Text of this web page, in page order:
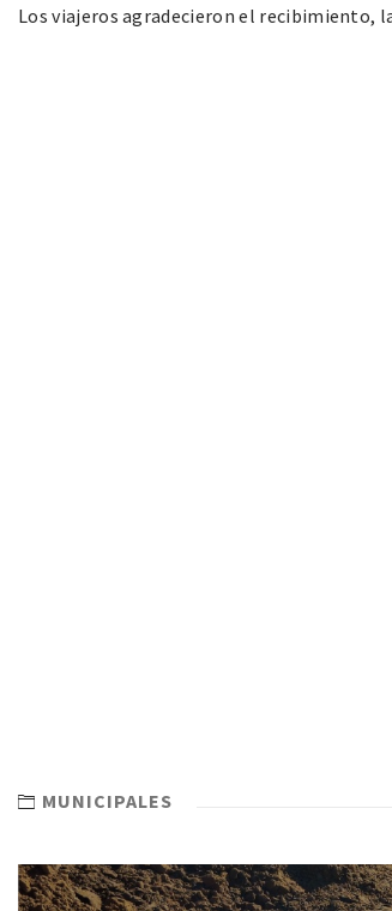
Los viajeros agradecieron el recibimiento,
MUNICIPALES